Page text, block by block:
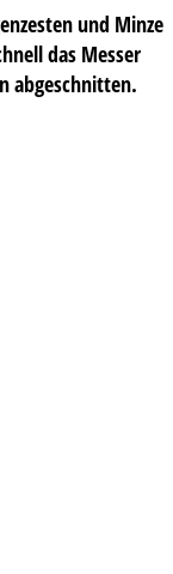
und Minze
das Messer
abgeschnitten.